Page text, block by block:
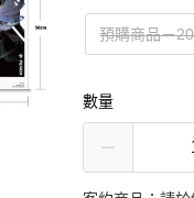
預購商品－
數量